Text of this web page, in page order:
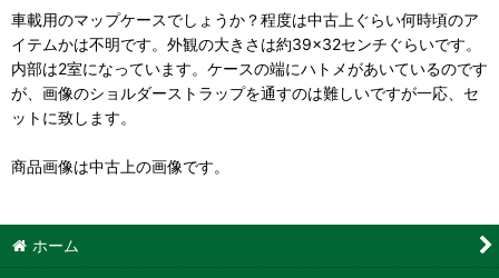
車載用のマップケースでしょうか？程度は中古上ぐらい何時頃のア
イテムかは不明です。外観の大きさは約39×32センチぐらいです。
内部は2室になっています。ケースの端にハトメがあいているのです
が、画像のショルダーストラップを通すのは難しいですが一応、セ
ットに致します。
商品画像は中古上の画像です。
ホーム